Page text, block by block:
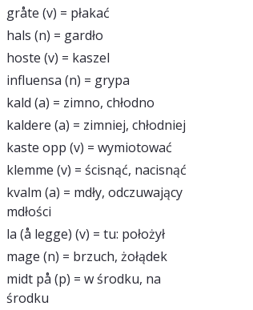
gråte (v) = płakać
hals (n) = gardło
hoste (v) = kaszel
influensa (n) = grypa
kald (a) = zimno, chłodno
kaldere (a) = zimniej, chłodniej
kaste opp (v) = wymiotować
klemme (v) = ścisnąć, nacisnąć
kvalm (a) = mdły, odczuwający
mdłości
la (å legge) (v) = tu: położył
mage (n) = brzuch, żołądek
midt på (p) = w środku, na
środku